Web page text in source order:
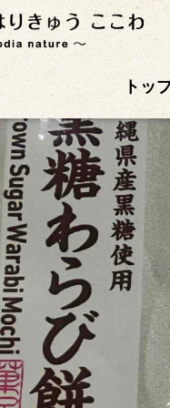
療院。首肩こり、腰痛、自
トッ